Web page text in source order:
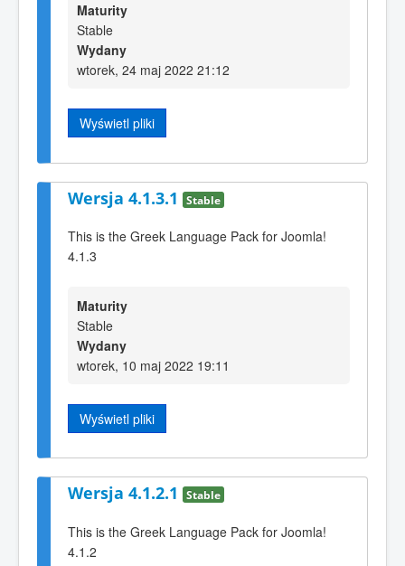
Maturity
Stable
Wydany
wtorek, 24 maj 2022 21:12
Wyświetl pliki
Wersja 4.1.3.1 Stable
This is the Greek Language Pack for Joomla!
4.1.3
Maturity
Stable
Wydany
wtorek, 10 maj 2022 19:11
Wyświetl pliki
Wersja 4.1.2.1 Stable
This is the Greek Language Pack for Joomla!
4.1.2